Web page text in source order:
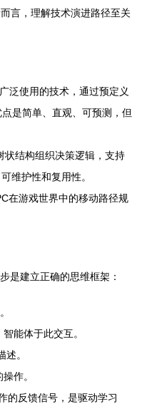
言，理解技术演进路径至关
泛使用的技术，通过预定义
是简单、直观、可预测，但
状结构组织决策逻辑，支持
维护性和复用性。
在游戏世界中的移动路径规
是建立正确的思维框架：
智能体于此交互。
述。
作。
的反馈信号，是驱动学习